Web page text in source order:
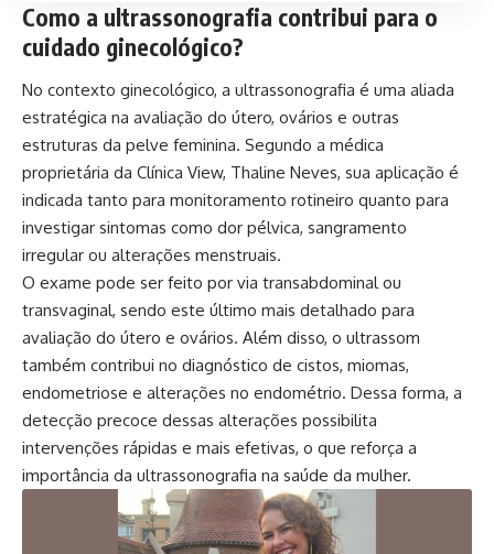
Como a ultrassonografia contribui para o
cuidado ginecológico?
No contexto ginecológico, a ultrassonografia é uma aliada
estratégica na avaliação do útero, ovários e outras
estruturas da pelve feminina. Segundo a médica
proprietária da Clínica View, Thaline Neves, sua aplicação é
indicada tanto para monitoramento rotineiro quanto para
investigar sintomas como dor pélvica, sangramento
irregular ou alterações menstruais.
O exame pode ser feito por via transabdominal ou
transvaginal, sendo este último mais detalhado para
avaliação do útero e ovários. Além disso, o ultrassom
também contribui no diagnóstico de cistos, miomas,
endometriose e alterações no endométrio. Dessa forma, a
detecção precoce dessas alterações possibilita
intervenções rápidas e mais efetivas, o que reforça a
importância da ultrassonografia na saúde da mulher.